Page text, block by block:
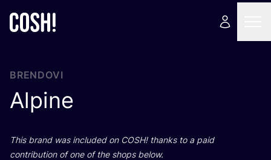
BRENDOVI
Alpine
This brand was inclu­ded on COSH! than­ks to a paid
con­tri­bu­ti­on of one of the shops below.